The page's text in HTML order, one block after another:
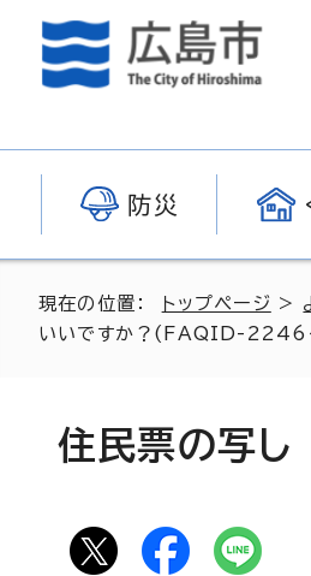
防災
現在の位置： トップページ >
いいですか？(FAQID-2246
住民票の写